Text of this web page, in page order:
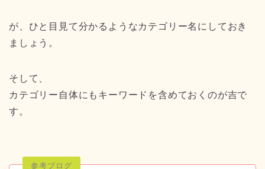
が、ひと目見て分かるようなカテゴリー名にしておき
ましょう。
そして、
カテゴリー自体にもキーワードを含めておくのが吉で
す。